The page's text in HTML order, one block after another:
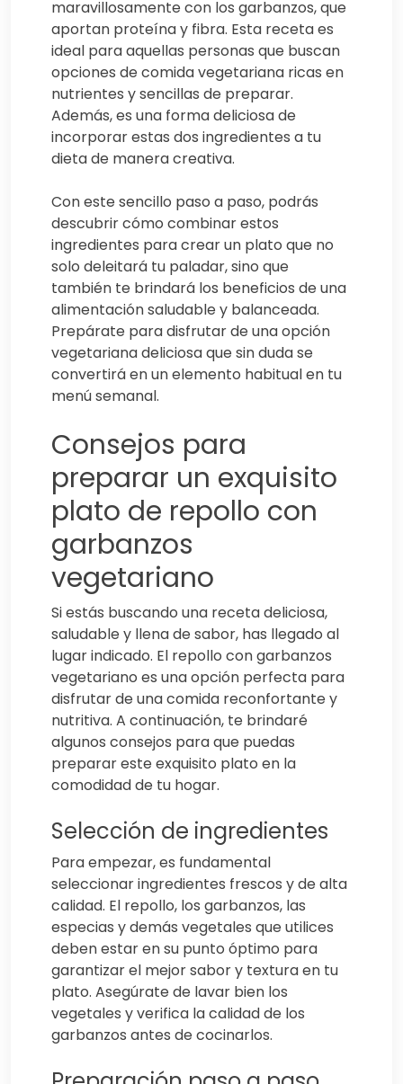
maravillosamente con los garbanzos, que
aportan proteína y fibra. Esta receta es
ideal para aquellas personas que buscan
opciones de comida vegetariana ricas en
nutrientes y sencillas de preparar.
Además, es una forma deliciosa de
incorporar estas dos ingredientes a tu
dieta de manera creativa.
Con este sencillo paso a paso, podrás
descubrir cómo combinar estos
ingredientes para crear un plato que no
solo deleitará tu paladar, sino que
también te brindará los beneficios de una
alimentación saludable y balanceada.
Prepárate para disfrutar de una opción
vegetariana deliciosa que sin duda se
convertirá en un elemento habitual en tu
menú semanal.
Consejos para
preparar un exquisito
plato de repollo con
garbanzos
vegetariano
Si estás buscando una receta deliciosa,
saludable y llena de sabor, has llegado al
lugar indicado. El repollo con garbanzos
vegetariano es una opción perfecta para
disfrutar de una comida reconfortante y
nutritiva. A continuación, te brindaré
algunos consejos para que puedas
preparar este exquisito plato en la
comodidad de tu hogar.
Selección de ingredientes
Para empezar, es fundamental
seleccionar ingredientes frescos y de alta
calidad. El repollo, los garbanzos, las
especias y demás vegetales que utilices
deben estar en su punto óptimo para
garantizar el mejor sabor y textura en tu
plato. Asegúrate de lavar bien los
vegetales y verifica la calidad de los
garbanzos antes de cocinarlos.